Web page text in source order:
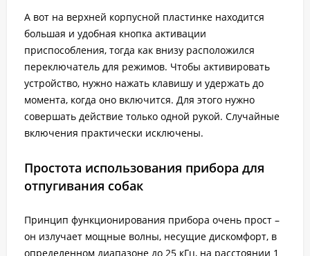
А вот на верхней корпусной пластинке находится
большая и удобная кнопка активации
приспособления, тогда как внизу расположился
переключатель для режимов. Чтобы активировать
устройство, нужно нажать клавишу и удержать до
момента, когда оно включится. Для этого нужно
совершать действие только одной рукой. Случайные
включения практически исключены.
Простота использования прибора для
отпугивания собак
Принцип функционирования прибора очень прост –
он излучает мощные волны, несущие дискомфорт, в
определенном диапазоне до 25 кГц, на расстоянии 1